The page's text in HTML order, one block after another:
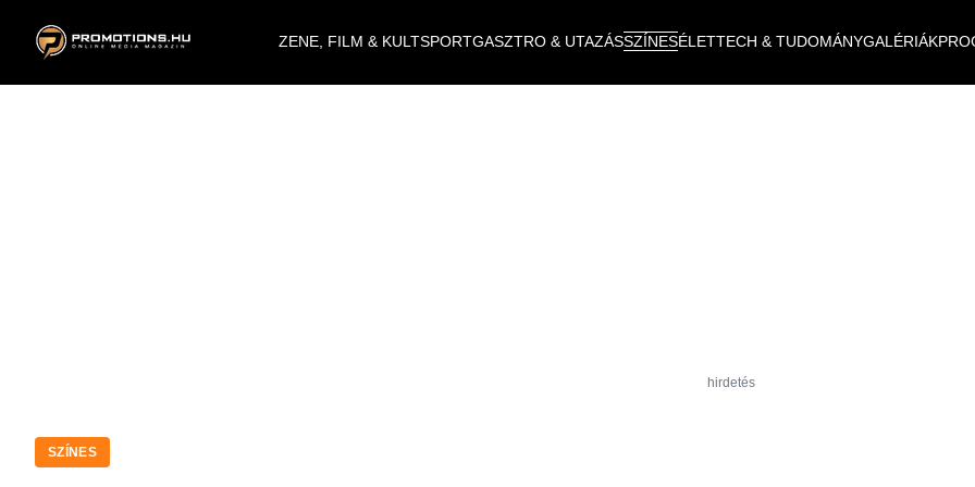
ZENE, FILM & KULTSPORTGASZTRO & UTAZÁSSZÍNESÉLETTECH & TUDOMÁNYGALÉRIÁK
hirdetés
SZÍNES